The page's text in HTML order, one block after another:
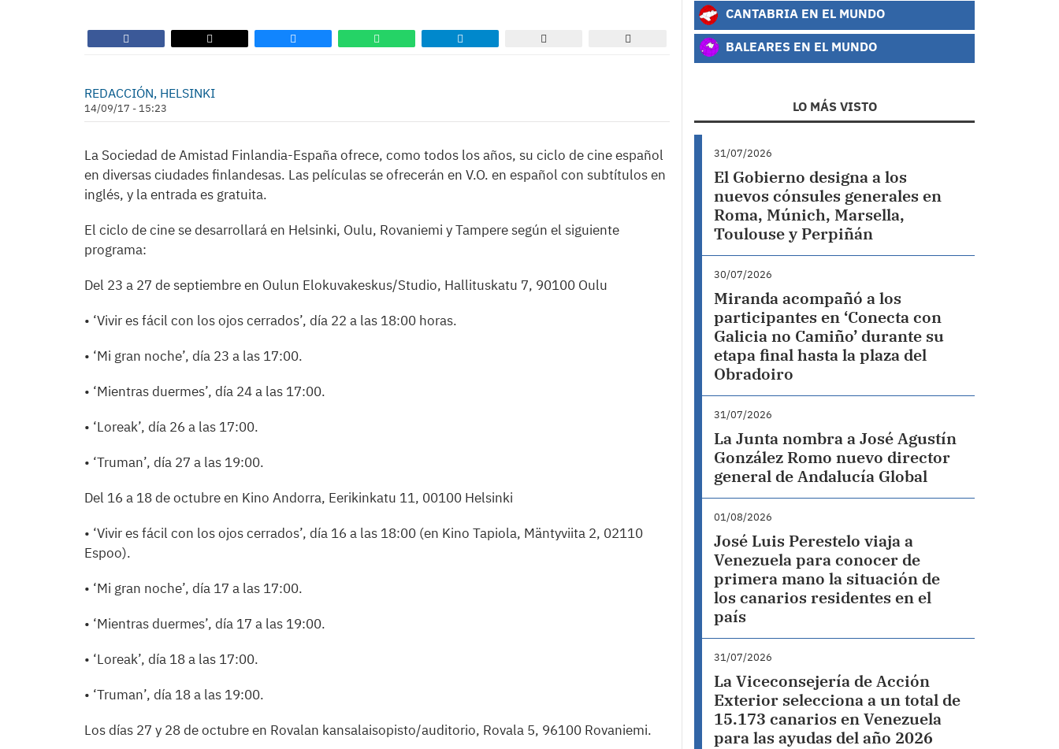
REDACCIÓN, HELSINKI
14/09/17 - 15:23
La Sociedad de Amistad Finlandia-España ofrece, como todos los años, su ciclo de cine español
en diversas ciudades finlandesas. Las películas se ofrecerán en V.O. en español con subtítulos en
inglés, y la entrada es gratuita.
El ciclo de cine se desarrollará en Helsinki, Oulu, Rovaniemi y Tampere según el siguiente
programa:
Del 23 a 27 de septiembre en Oulun Elokuvakeskus/Studio, Hallituskatu 7, 90100 Oulu
• ‘Vivir es fácil con los ojos cerrados’, día 22 a las 18:00 horas.
• ‘Mi gran noche’, día 23 a las 17:00.
• ‘Mientras duermes’, día 24 a las 17:00.
• ‘Loreak’, día 26 a las 17:00.
• ‘Truman’, día 27 a las 19:00.
Del 16 a 18 de octubre en Kino Andorra, Eerikinkatu 11, 00100 Helsinki
• ‘Vivir es fácil con los ojos cerrados’, día 16 a las 18:00 (en Kino Tapiola, Mäntyviita 2, 02110
Espoo).
• ‘Mi gran noche’, día 17 a las 17:00.
• ‘Mientras duermes’, día 17 a las 19:00.
• ‘Loreak’, día 18 a las 17:00.
• ‘Truman’, día 18 a las 19:00.
Los días 27 y 28 de octubre en Rovalan kansalaisopisto/auditorio, Rovala 5, 96100 Rovaniemi.
CANTABRIA EN EL MUNDO
BALEARES EN EL MUNDO
LO MÁS VISTO
31/07/2026
El Gobierno designa a los
nuevos cónsules generales en
Roma, Múnich, Marsella,
Toulouse y Perpiñán
30/07/2026
Miranda acompañó a los
participantes en ‘Conecta con
Galicia no Camiño’ durante su
etapa final hasta la plaza del
Obradoiro
31/07/2026
La Junta nombra a José Agustín
González Romo nuevo director
general de Andalucía Global
01/08/2026
José Luis Perestelo viaja a
Venezuela para conocer de
primera mano la situación de
los canarios residentes en el
país
31/07/2026
La Viceconsejería de Acción
Exterior selecciona a un total de
15.173 canarios en Venezuela
para las ayudas del año 2026